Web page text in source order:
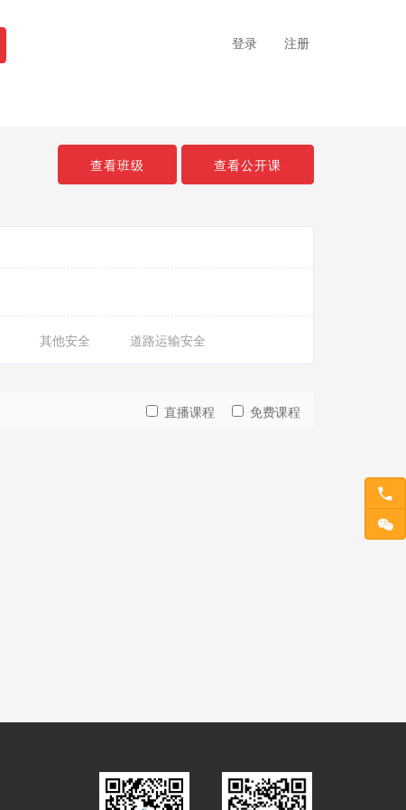
登录 注册
查看班级 查看公开课
其他安全 道路运输安全
直播课程 免费课程